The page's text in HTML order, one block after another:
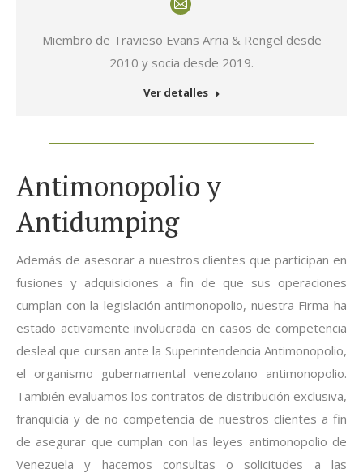
Miembro de Travieso Evans Arria & Rengel desde
2010 y socia desde 2019.
E-
mail
Ver detalles
Antimonopolio y
Antidumping
Además de asesorar a nuestros clientes que participan en
fusiones y adquisiciones a fin de que sus operaciones
cumplan con la legislación antimonopolio, nuestra Firma ha
estado activamente involucrada en casos de competencia
desleal que cursan ante la Superintendencia Antimonopolio,
el organismo gubernamental venezolano antimonopolio.
También evaluamos los contratos de distribución exclusiva,
franquicia y de no competencia de nuestros clientes a fin
de asegurar que cumplan con las leyes antimonopolio de
Venezuela y hacemos consultas o solicitudes a las